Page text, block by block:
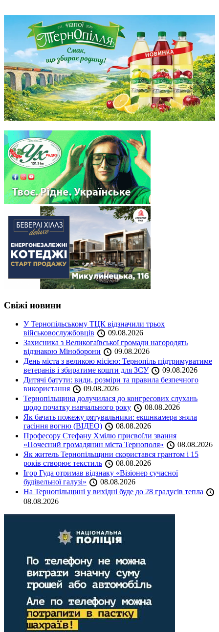
Свіжі новини
У Тернопільському ТЦК відзначили трьох
військовослужбовців
09.08.2026
Захисника з Великогаївської громади нагородять
відзнакою Міноборони
09.08.2026
День міста з великою місією: Тернопіль підтримуватиме
ветеранів і збиратиме кошти для ЗСУ
09.08.2026
Дитячі батути: види, розміри та правила безпечного
використання
09.08.2026
Тернопільщина долучилася до конгресових слухань
щодо початку навчального року
08.08.2026
Як бачать пожежу рятувальники: екшнкамера зняла
гасіння вогню (ВІДЕО)
08.08.2026
Професору Стефану Хмілю присвоїли звання
«Почесний громадянин міста Тернополя»
08.08.2026
Як житель Тернопільщини скористався грантом і 15
років створює текстиль
08.08.2026
Ігор Гуда отримав відзнаку «Візіонер сучасної
будівельної галузі»
08.08.2026
На Тернопільщині у вихідні буде до 28 градусів тепла
08.08.2026